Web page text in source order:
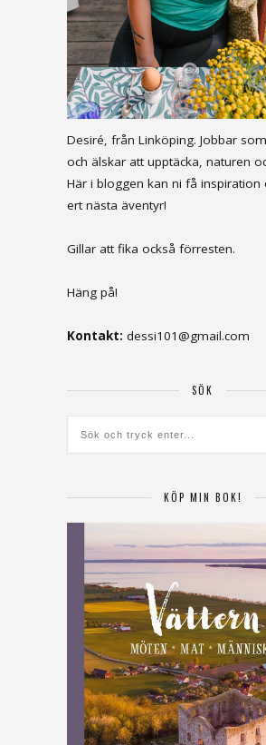
Desiré, från Linköping. Jobbar
och älskar att upptäcka, naturen
Här i bloggen kan ni få inspiration
ert nästa äventyr!
Gillar att fika också förresten.
Häng på!
Kontakt: dessi101@gmail.com
SÖK
KÖP MIN BOK!